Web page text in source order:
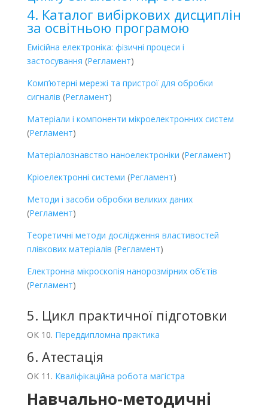
4. Каталог вибіркових дисциплін
за освітньою програмою
Емісійна електроніка: фізичні процеси і
застосування (Регламент)
Комп’ютерні мережі та пристрої для обробки
сигналів (Регламент)
Матеріали і компоненти мікроелектронних систем
(Регламент)
Матеріалознавство наноелектроніки (Регламент)
Кріоелектронні системи (Регламент)
Методи і засоби обробки великих даних
(Регламент)
Теоретичні методи дослідження властивостей
плівкових матеріалів (Регламент)
Електронна мікроскопія нанорозмірних об’єтів
(Регламент)
5. Цикл практичної підготовки
ОК 10. Переддипломна практика
6. Атестація
ОК 11. Кваліфікаційна робота магістра
Навчально-методичні